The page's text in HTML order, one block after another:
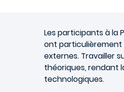
Les participants à la
ont particulièrement
externes. Travailler
théoriques, rendant
technologiques.